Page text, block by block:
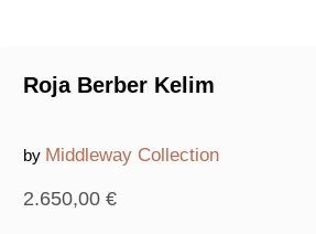
Roja Berber Kelim
by Middleway Collection
2.650,00 €